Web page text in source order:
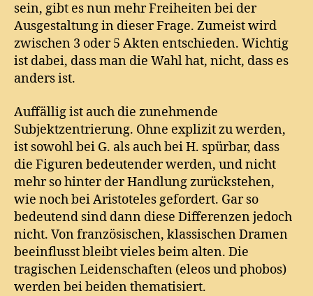
sein, gibt es nun mehr Freiheiten bei der
Ausgestaltung in dieser Frage. Zumeist wird
zwischen 3 oder 5 Akten entschieden. Wichtig
ist dabei, dass man die Wahl hat, nicht, dass es
anders ist.
Auffällig ist auch die zunehmende
Subjektzentrierung. Ohne explizit zu werden,
ist sowohl bei G. als auch bei H. spürbar, dass
die Figuren bedeutender werden, und nicht
mehr so hinter der Handlung zurückstehen,
wie noch bei Aristoteles gefordert. Gar so
bedeutend sind dann diese Differenzen jedoch
nicht. Von französischen, klassischen Dramen
beeinflusst bleibt vieles beim alten. Die
tragischen Leidenschaften (eleos und phobos)
werden bei beiden thematisiert.